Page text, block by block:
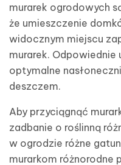
murarek ogrodowych
że umieszczenie
widocznym miejscu
murarek.
optymalne
deszczem.
Aby przyciągnąć
zadbanie o roślinną
w ogrodzie różne
murarkom różnorodne